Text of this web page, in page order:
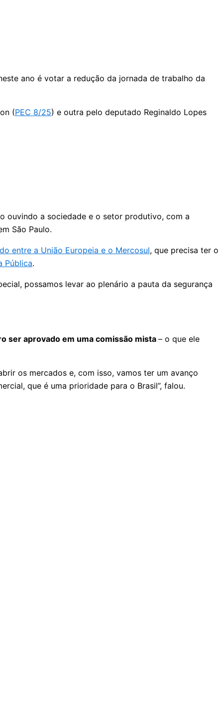
ano é votar a redução da jornada de trabalho da
(PEC 8/25) e outra pelo deputado Reginaldo Lopes
ouvindo a sociedade e o setor produtivo, com a
São Paulo.
entre a União Europeia e o Mercosul, que precisa ter o
Pública.
possamos levar ao plenário a pauta da segurança
ser aprovado em uma comissão mista – o que ele
os mercados e, com isso, vamos ter um avanço
que é uma prioridade para o Brasil”, falou.